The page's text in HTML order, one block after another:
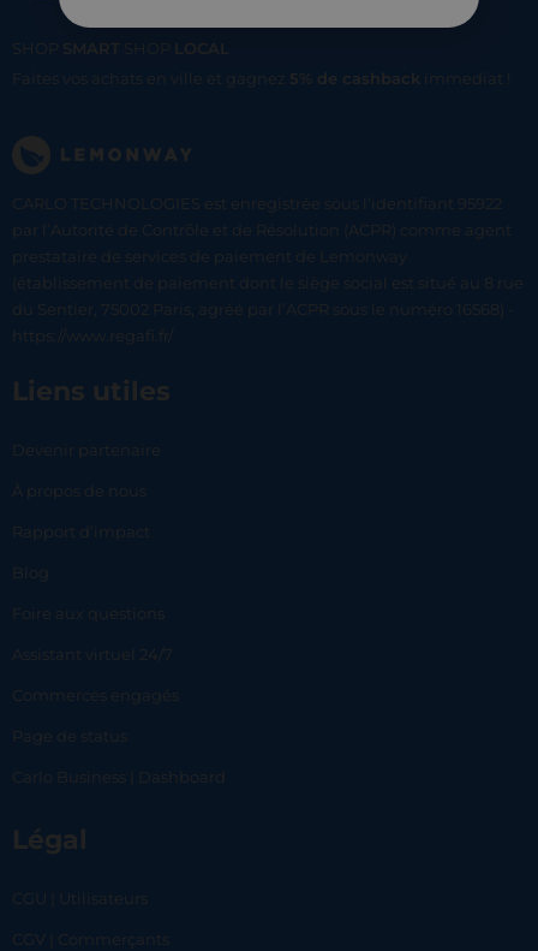
SHOP SMART SHOP
LOCAL
Faites vos achats en ville et gagnez 5% de cashback immediat !
CARLO TECHNOLOGIES est enregistrée sous l'identifiant 95922
par l’Autorité de Contrôle et de Résolution (ACPR) comme agent
prestataire de services de paiement de Lemonway
(établissement de paiement dont le siège social est situé au 8 rue
du Sentier, 75002 Paris, agréé par l’ACPR sous le numéro 16568) -
https://www.regafi.fr/
Liens utiles
Devenir partenaire
À propos de nous
Rapport d’impact
Blog
Foire aux questions
Assistant virtuel 24/7
Commerces engagés
Page de status
Carlo Business | Dashboard
Légal
CGU | Utilisateurs
CGV | Commerçants